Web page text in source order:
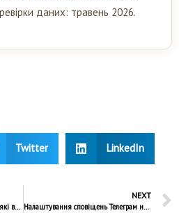
даних: травень 2026.
Twitter LinkedIn
Як видалити стікери в Телеграм, які ви створили самі
NEXT
Налаштування сповіщень Телеграм на Apple Watch, Samsung і в браузері